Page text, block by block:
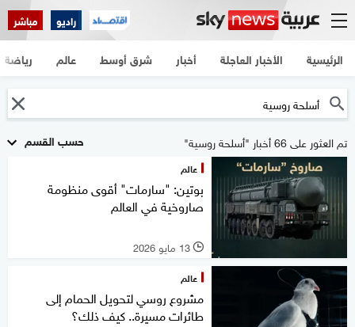
راديو مباشر
الرئيسية الأخبار العاجلة أخبار شرق أوسط عالم رياضة
حسب القسم تم العثور على 66 أخبار "أسلحة روسية"
عالم
بوتين: "سارمات" أقوى منظومة
صاروخية في العالم
l 13 مايو 2026
عالم
مشروع روسي لتحويل الحمام إلى
طائرات مسيرة.. كيف ذلك؟